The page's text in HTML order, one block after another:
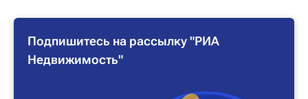
Подпишитесь на рассылку "РИА
Недвижимость"